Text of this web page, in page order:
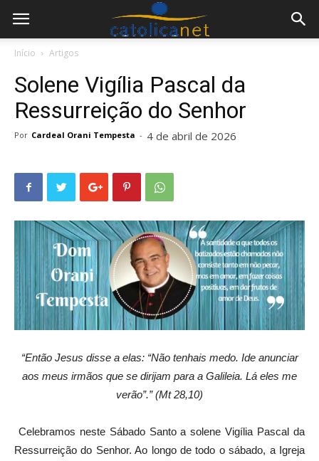
Início Artigos
Solene Vigília Pascal da
Ressurreição do Senhor
Por Cardeal Orani Tempesta - 4 de abril de 2026
“Então Jesus disse a elas: “Não tenhais medo. Ide anunciar
aos meus irmãos que se dirijam para a Galileia. Lá eles me
verão”.” (Mt 28,10)
Celebramos neste Sábado Santo a solene Vigília Pascal da
Ressurreição do Senhor. Ao longo de todo o sábado, a Igreja